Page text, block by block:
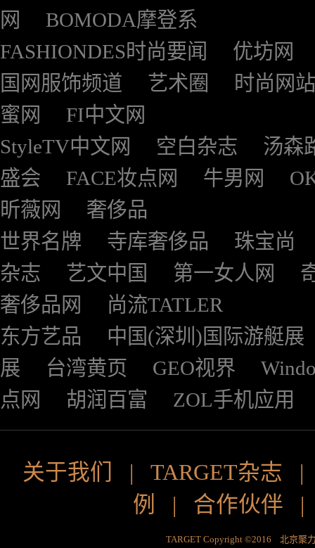
网
BOMODA摩登系
FASHIONDES时尚要闻
优坊网
国网服饰频道
艺术圈
时尚网站
蜜网
FI中文网
StyleTV中文网
空白杂志
汤森
盛会
FACE妆点网 牛男网
昕薇网
奢侈品
世界名牌
寺库奢侈品
珠宝尚
杂志
艺文中国 第一女人网
奢侈品网
尚流TATLER
东方艺品
中国(深圳)国际游艇展
展
台湾黄页 GEO视界
点网
胡润百富 ZOL手机应用
关于我们 | TARGET杂志
例
| 合作伙伴
TARGET Copyright ©2016 北京聚